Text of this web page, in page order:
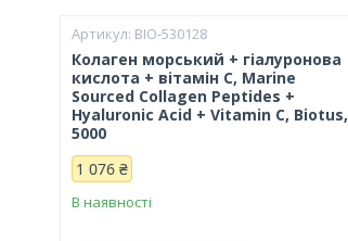
BIO-530128
Колаген морський + гіалуронова
кислота + вітамін С, Marine
Sourced Collagen Peptides +
Hyaluronic Acid + Vitamin C, Biotus,
5000
1 076 ₴
В наявності